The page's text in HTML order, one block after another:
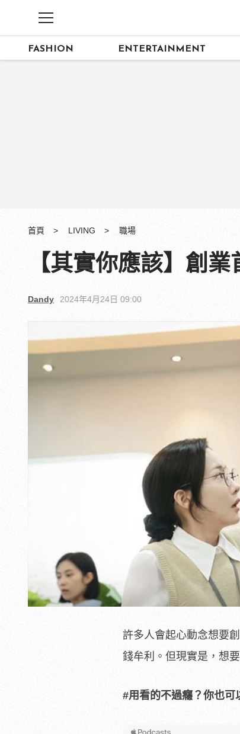
FASHION ENTERTAINMENT
首頁 LIVING 職場
【其實你應該】創
Dandy 2024年4月24日 09:00
許多人會起心動念想要
錢牟利。但現實是，想
#用看的不過癮？你也可